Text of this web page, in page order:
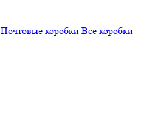
Почтовые коробки Все коробки